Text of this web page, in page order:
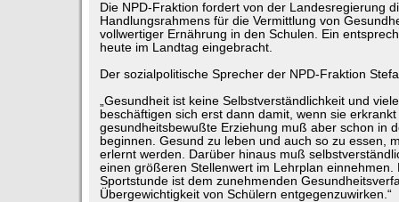
Die NPD-Fraktion fordert von der Landesregierung
Handlungsrahmens für die Vermittlung von
vollwertiger Ernährung in den Schulen. Ein
heute im Landtag eingebracht.
Der sozialpolitische Sprecher der NPD-Fraktion
„Gesundheit ist keine Selbstverständlichkeit und
beschäftigen sich erst dann damit, wenn sie
gesundheitsbewußte Erziehung muß aber schon in
beginnen. Gesund zu leben und auch so zu essen,
erlernt werden. Darüber hinaus muß
einen größeren Stellenwert im Lehrplan einnehmen.
Sportstunde ist dem zunehmenden
Übergewichtigkeit von Schülern entgegenzuwirken.“